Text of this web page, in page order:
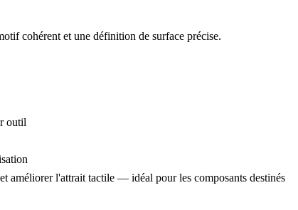
cohérent et une définition de surface précise.
outil
améliorer l'attrait tactile — idéal pour les composants destinés